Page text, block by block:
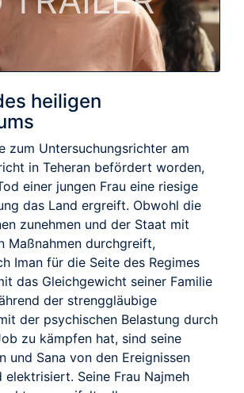
heiligen
zum Untersuchungsrichter am
in Teheran befördert worden,
einer jungen Frau eine riesige
das Land ergreift. Obwohl die
zunehmen und der Staat mit
Maßnahmen durchgreift,
Iman für die Seite des Regimes
das Gleichgewicht seiner Familie
der strenggläubige
der psychischen Belastung durch
zu kämpfen hat, sind seine
und Sana von den Ereignissen
Seine Frau Najmeh